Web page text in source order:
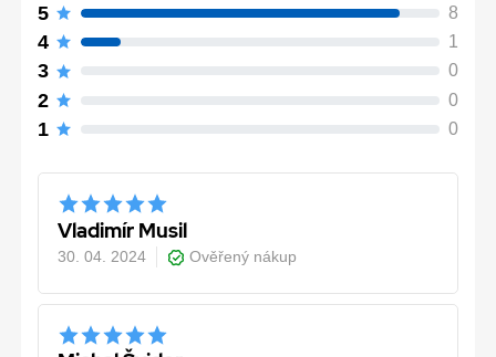
5 8
4 1
3 0
2 0
1 0
Vladimír Musil
30. 04. 2024 Ověřený nákup